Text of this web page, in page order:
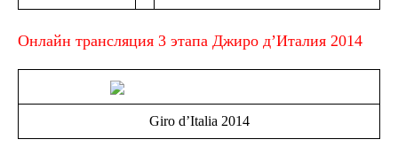
Онлайн трансляция 3 этапа Джиро д’Италия 2014
Giro d’Italia 2014